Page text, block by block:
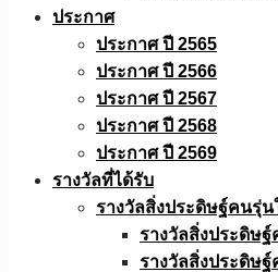
ประกาศ
ประกาศ ปี 2565
ประกาศ ปี 2566
ประกาศ ปี 2567
ประกาศ ปี 2568
ประกาศ ปี 2569
รางวัลที่ได้รับ
รางวัลสิ่งประดิษฐ์คนรุ่
รางวัลสิ่งประดิษ
รางวัลสิ่งประดิษ